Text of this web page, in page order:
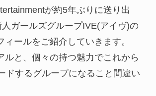
が約5年ぶりに送り出
人ガールズグループIVE(アイヴ)の
ィールをご紹介していきます。
ルと、個々の持つ魅力でこれから
ドするグループになること間違い